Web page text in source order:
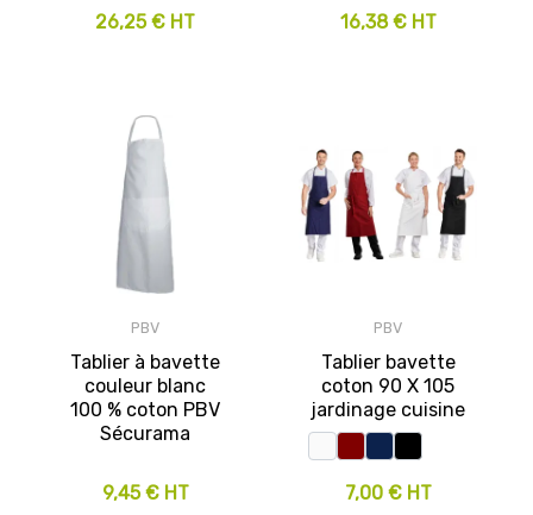
26,25 € HT 16,38 € HT
PBV
Tablier à bavette
couleur blanc
100 % coton PBV
Sécurama
9,45 € HT
PBV
Tablier bavette
coton 90 X 105
jardinage cuisine
7,00 € HT